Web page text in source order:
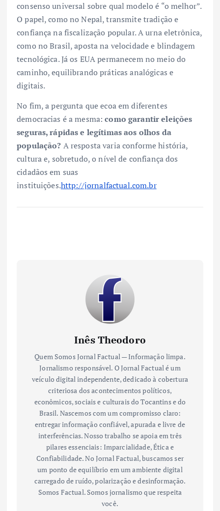
consenso universal sobre qual modelo é “o melhor”.
O papel, como no Nepal, transmite tradição e
confiança na fiscalização popular. A urna eletrônica,
como no Brasil, aposta na velocidade e blindagem
tecnológica. Já os EUA permanecem no meio do
caminho, equilibrando práticas analógicas e
digitais.
No fim, a pergunta que ecoa em diferentes
democracias é a mesma:como garantir eleições
seguras, rápidas e legítimas aos olhos da
população? A resposta varia conforme história,
cultura e, sobretudo, o nível de confiança dos
cidadãos em suas
instituições.http://jornalfactual.com.br
Inês Theodoro
Quem Somos Jornal Factual — Informação limpa.
Jornalismo responsável. O Jornal Factual é um
veículo digital independente, dedicado à cobertura
criteriosa dos acontecimentos políticos,
econômicos, sociais e culturais do Tocantins e do
Brasil. Nascemos com um compromisso claro:
entregar informação confiável, apurada e livre de
interferências. Nosso trabalho se apoia em três
pilares essenciais: Imparcialidade, Ética e
Confiabilidade. No Jornal Factual, buscamos ser
um ponto de equilíbrio em um ambiente digital
carregado de ruído, polarização e desinformação.
Somos Factual. Somos jornalismo que respeita
você.